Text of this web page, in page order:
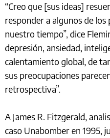
“Creo que [sus ideas]
responder a algunos de los
nuestro tiempo”, dice
depresión, ansiedad,
calentamiento global, de
sus preocupaciones
retrospectiva”.
A James R. Fitzgerald,
caso Unabomber en 1995,